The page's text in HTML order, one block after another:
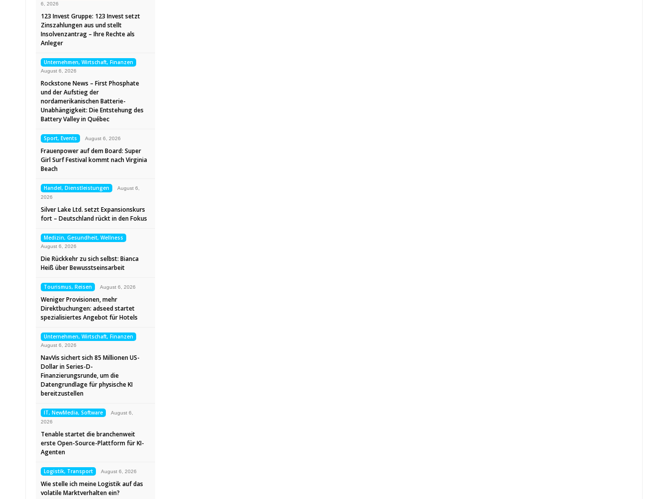
6, 2026
123 Invest Gruppe: 123 Invest setzt
Zinszahlungen aus und stellt
Insolvenzantrag – Ihre Rechte als
Anleger
Unternehmen, Wirtschaft, Finanzen
August 6, 2026
Rockstone News – First Phosphate
und der Aufstieg der
nordamerikanischen Batterie-
Unabhängigkeit: Die Entstehung des
Battery Valley in Québec
Sport, Events August 6, 2026
Frauenpower auf dem Board: Super
Girl Surf Festival kommt nach Virginia
Beach
Handel, Dienstleistungen
August 6,
2026
Silver Lake Ltd. setzt Expansionskurs
fort – Deutschland rückt in den Fokus
Medizin, Gesundheit, Wellness
August 6, 2026
Die Rückkehr zu sich selbst: Bianca
Heiß über Bewusstseinsarbeit
Tourismus, Reisen August 6, 2026
Weniger Provisionen, mehr
Direktbuchungen: adseed startet
spezialisiertes Angebot für Hotels
Unternehmen, Wirtschaft, Finanzen
August 6, 2026
NavVis sichert sich 85 Millionen US-
Dollar in Series-D-
Finanzierungsrunde, um die
Datengrundlage für physische KI
bereitzustellen
IT, NewMedia, Software
August 6,
2026
Tenable startet die branchenweit
erste Open-Source-Plattform für KI-
Agenten
Logistik, Transport August 6, 2026
Wie stelle ich meine Logistik auf das
volatile Marktverhalten ein?